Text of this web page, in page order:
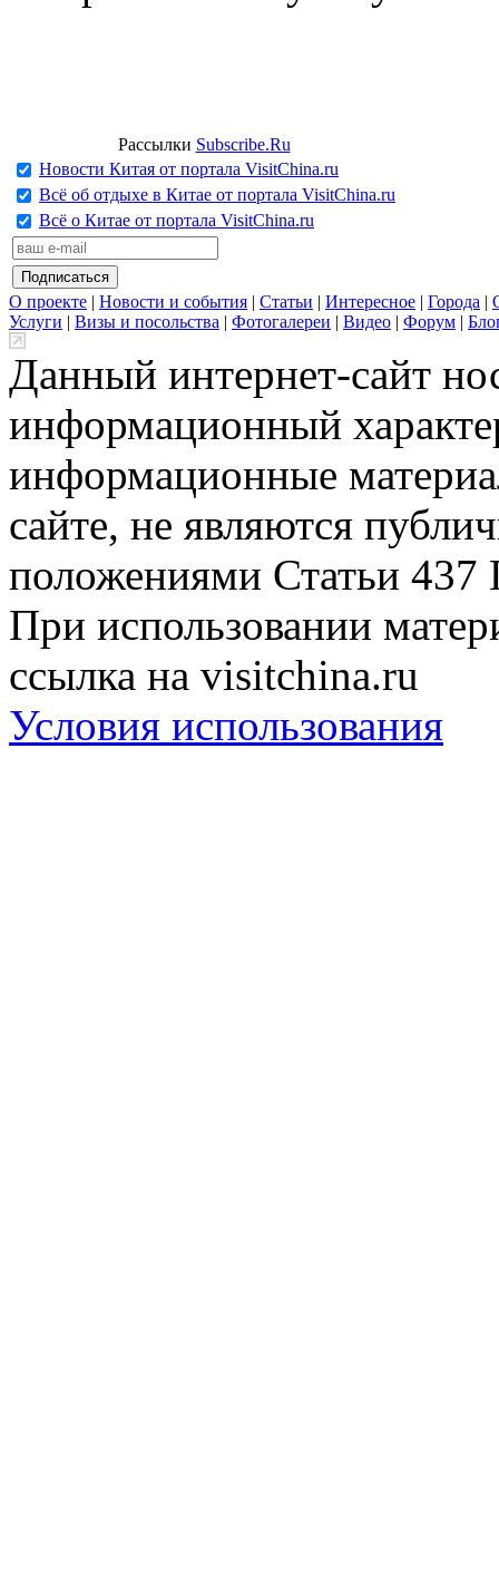
Рассылки Subscribe.Ru
Новости Китая от портала VisitChina.ru
Всё об отдыхе в Китае от портала VisitChina.ru
Всё о Китае от портала VisitChina.ru
О проекте | Новости и события | Статьи | Интересное | Города |
Услуги | Визы и посольства | Фотогалереи | Видео | Форум |
Данный интернет-сайт
информационный
информационные
сайте, не являются
положениями Статьи 437
При использовании
ссылка на visitchina.ru
Условия использования